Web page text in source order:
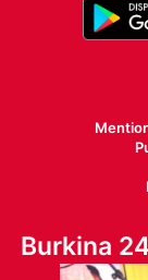
Burkina